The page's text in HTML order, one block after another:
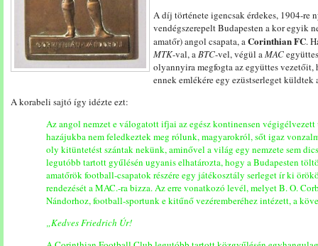
A díj története igencsak érdekes, 1904-re
vendégszerepelt Budapesten a kor egyik
amatőr) angol csapata, aCorinthian FC.
MTK-val, aBTC-vel, végül aMAC
olyannyira megfogta az együttes
ennek emlékére egy ezüstserleget küldtek
A korabeli sajtó így idézte ezt:
Az angol nemzet e válogatott ifjai az egész kontinensen végigélvezett
hazájukba nem feledkeztek meg rólunk, magyarokról, sőt igaz
oly kitüntetést szántak nekünk, aminővel a világ egy nemzete sem
legutóbb tartott gyűlésén ugyanis elhatározta, hogy a Budapesten
amatőrök football-csapatok részére egy játékosztály serleget ír ki
rendezését a MAC.-ra bizza. Az erre vonatkozó levél, melyet B. O.
Nándorhoz, football-sportunk e kitűnő vezéremberéhez intézett, a
„Kedves Friedrich Úr!